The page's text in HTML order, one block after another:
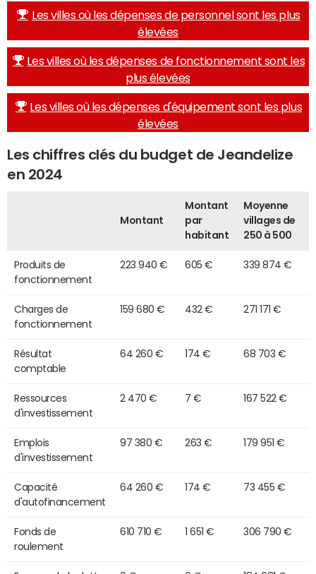
Les villes où les dépenses de personnel sont les plus
élevées
Les villes où les dépenses de fonctionnement sont les
plus élevées
Les villes où les dépenses d'équipement sont les plus
élevées
Les chiffres clés du budget de Jeandelize
en 2024
Montant
Montant
par
habitant
Moyenne
villages de
250 à 500
Produits de
fonctionnement
223 940 € 605 € 339 874 €
Charges de
fonctionnement
159 680 € 432 € 271 171 €
Résultat
comptable
64 260 € 174 € 68 703 €
Ressources
d'investissement
2 470 € 7 € 167 522 €
Emplois
d'investissement
97 380 € 263 € 179 951 €
Capacité
d'autofinancement
64 260 € 174 € 73 455 €
Fonds de
roulement
610 710 € 1 651 € 306 790 €